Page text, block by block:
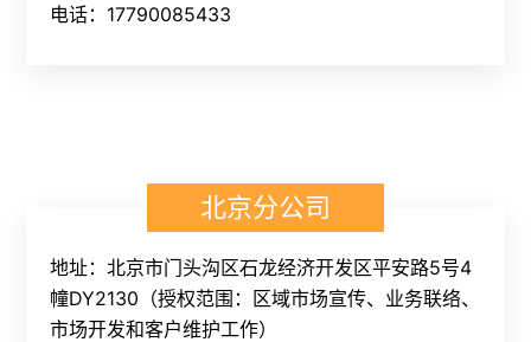
电话：17790085433
北京分公司
地址：北京市门头沟区石龙经济开发区平安路5号4
幢DY2130（授权范围：区域市场宣传、业务联络、
市场开发和客户维护工作）